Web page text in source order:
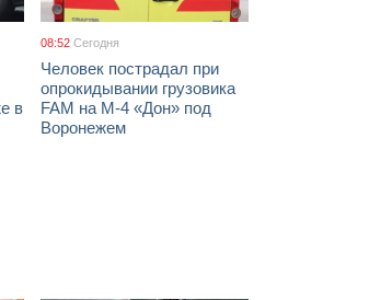
в
08:52 Сегодня
Человек пострадал при
опрокидывании грузовика
FAM на М-4 «Дон» под
Воронежем